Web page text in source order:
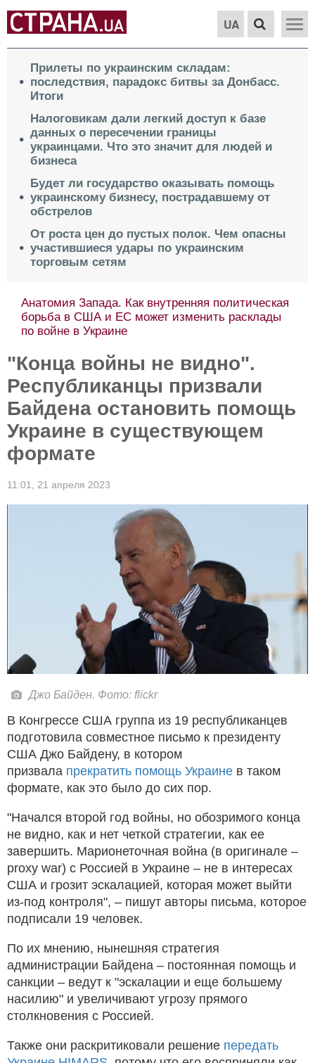
UA
Прилеты по украинским складам:
последствия, парадокс битвы за Донбасс.
Итоги
Налоговикам дали легкий доступ к базе
данных о пересечении границы
украинцами. Что это значит для людей и
бизнеса
Будет ли государство оказывать помощь
украинскому бизнесу, пострадавшему от
обстрелов
От роста цен до пустых полок. Чем опасны
участившиеся удары по украинским
торговым сетям
Анатомия Запада. Как внутренняя политическая
борьба в США и ЕС может изменить расклады
по войне в Украине
"Конца войны не видно".
Республиканцы призвали
Байдена остановить помощь
Украине в существующем
формате
11:01, 21 апреля 2023
Джо Байден. Фото: flickr
В Конгрессе США группа из 19 республиканцев
подготовила совместное письмо к президенту
США Джо Байдену, в котором
призвала прекратить помощь Украине в таком
формате, как это было до сих пор.
"Начался второй год войны, но обозримого конца
не видно, как и нет четкой стратегии, как ее
завершить. Марионеточная война (в оригинале –
proxy war) с Россией в Украине – не в интересах
США и грозит эскалацией, которая может выйти
из-под контроля", – пишут авторы письма, которое
подписали 19 человек.
По их мнению, нынешняя стратегия
администрации Байдена – постоянная помощь и
санкции – ведут к "эскалации и еще большему
насилию" и увеличивают угрозу прямого
столкновения с Россией.
Также они раскритиковали решение передать